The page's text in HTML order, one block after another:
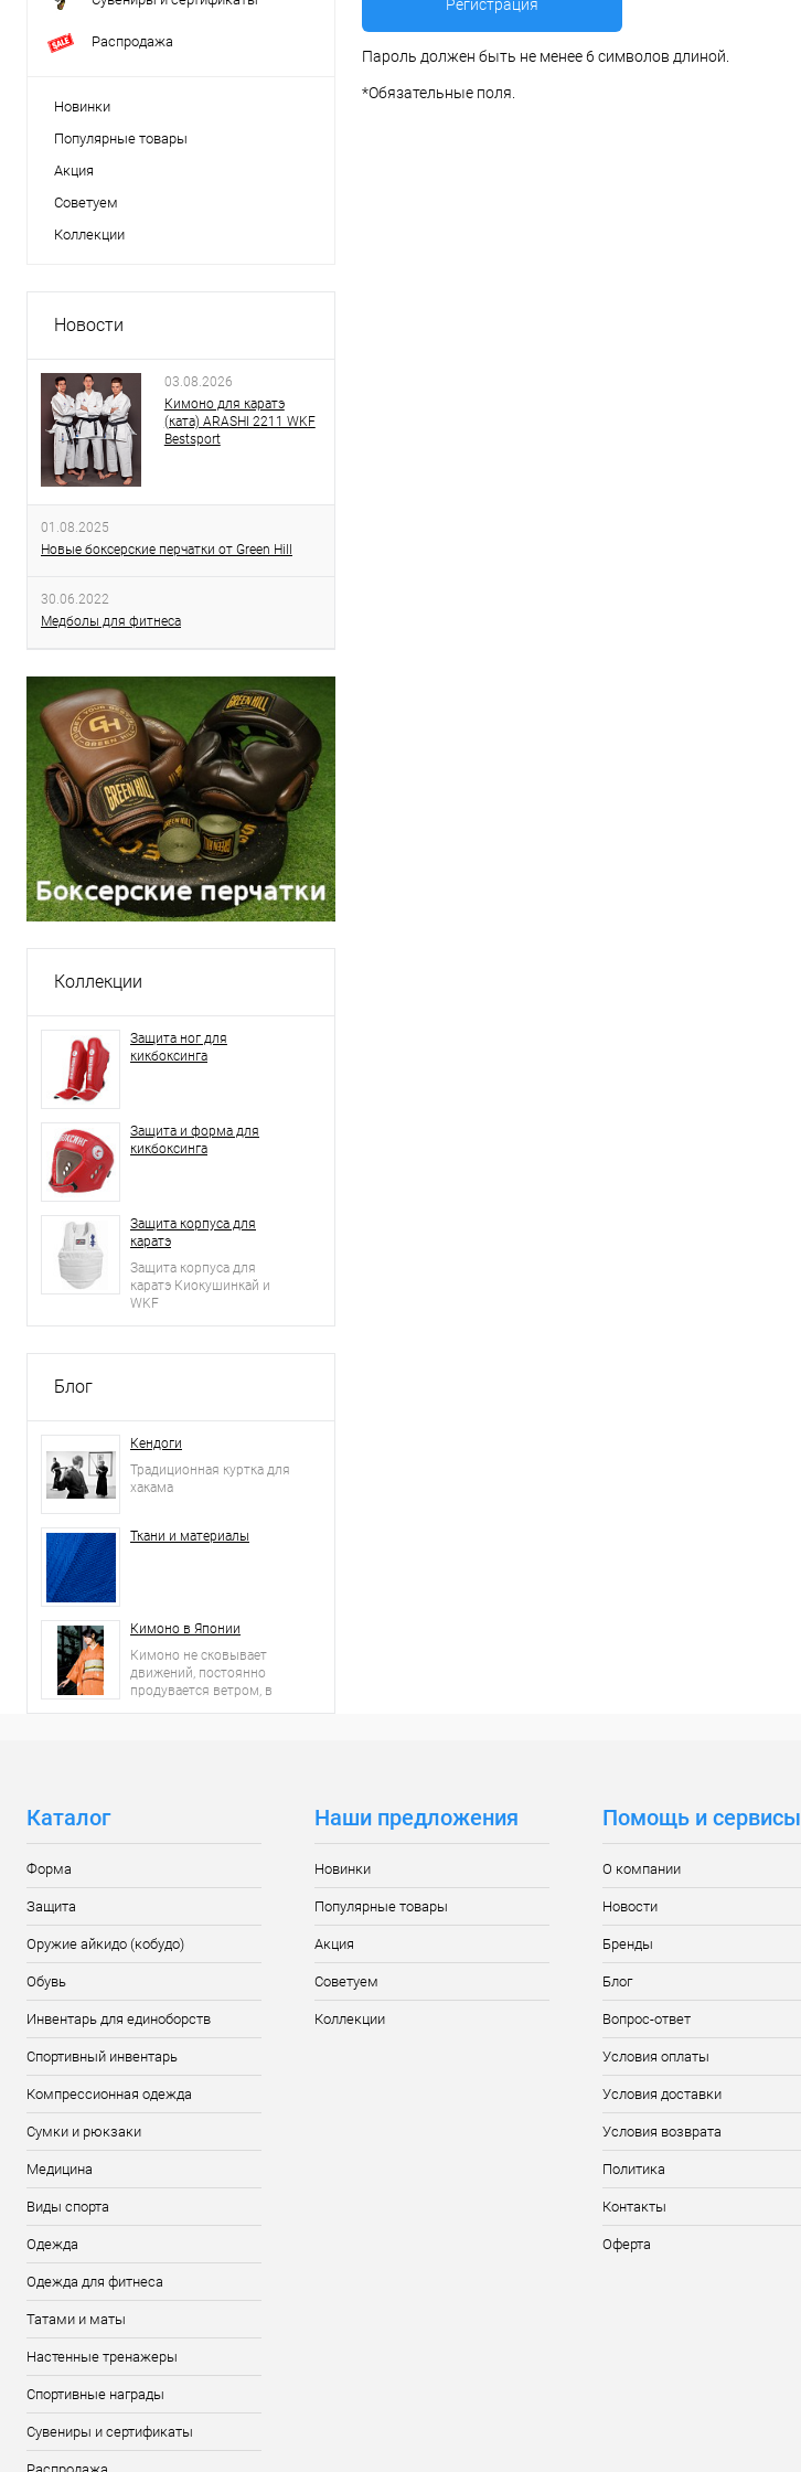
Распродажа
Новинки
Популярные товары
Акция
Советуем
Коллекции
Новости
03.08.2026
Кимоно для каратэ
(ката) ARASHI 2211 WKF
Bestsport
01.08.2025
Новые боксерские перчатки от Green Hill
30.06.2022
Медболы для фитнеса
Коллекции
Защита ног для
кикбоксинга
Защита и форма для
кикбоксинга
Защита корпуса для
каратэ
Защита корпуса для
каратэ Киокушинкай и
WKF
Блог
Кендоги
Традиционная куртка для
хакама
Ткани и материалы
Кимоно в Японии
Кимоно не сковывает
движений, постоянно
продувается ветром, в
Пароль должен быть не менее 6 символов длиной.
*Обязательные поля.
Каталог
Форма
Защита
Оружие айкидо (кобудо)
Обувь
Инвентарь для единоборств
Спортивный инвентарь
Компрессионная одежда
Сумки и рюкзаки
Медицина
Виды спорта
Одежда
Одежда для фитнеса
Татами и маты
Настенные тренажеры
Спортивные награды
Сувениры и сертификаты
Наши предложения
Новинки
Популярные товары
Акция
Советуем
Коллекции
Помощь и сервисы
О компании
Новости
Бренды
Блог
Вопрос-ответ
Условия оплаты
Условия доставки
Условия возврата
Политика
Контакты
Оферта